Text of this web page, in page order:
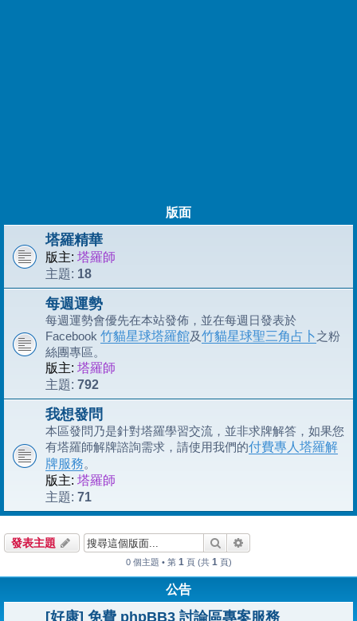
版面
塔羅精華
版主: 塔羅師
主題: 18
每週運勢
每週運勢會優先在本站發佈，並在每週日發表於
Facebook 竹貓星球塔羅館及竹貓星球聖三角占卜之粉
絲團專區。
版主: 塔羅師
主題: 792
我想發問
本區發問乃是針對塔羅學習交流，並非求牌解答，如果您
有塔羅師解牌諮詢需求，請使用我們的付費專人塔羅解
牌服務。
版主: 塔羅師
主題: 71
發表主題 搜尋
0 個主題 • 第 1 頁 (共 1 頁)
公告
[好康] 免費 phpBB3 討論區專案服務